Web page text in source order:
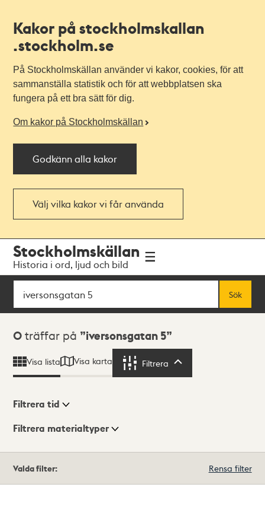
Kakor på stockholmskallan
.stockholm.se
På Stockholmskällan använder vi kakor, cookies, för att
sammanställa statistik och för att webbplatsen ska
fungera på ett bra sätt för dig.
Om kakor på Stockholmskällan
Godkänn alla kakor
Välj vilka kakor vi får använda
navigationen
huvudinnehållet
Stockholmskällan
Historia i ord, ljud och bild
Sök
Sök
Sökresultat
0 träffar på iversonsgatan 5
Visa lista Visa karta Filtrera
Visningsläge
Filtrera tid
Filtrera materialtyper
träffar
Valda filter: Rensa filter